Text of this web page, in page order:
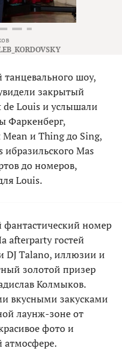
танцевального шоу,
закрытый
de Louis и услышали
Фаркенберг,
и Thing до Sing,
ибразильского Mas
до номеров,
Louis.
фантастический номер
afterparty гостей
DJ Talano, иллюзии и
золотой призер
Колмыков.
вкусными закусками
лаунж-зоне от
фото и
атмосфере.